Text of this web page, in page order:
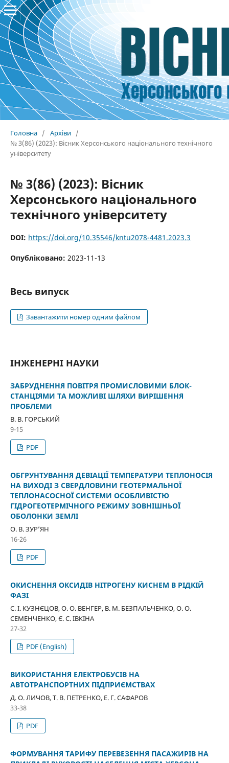
Головна / Архіви /
№ 3(86) (2023): Вісник Херсонського національного технічного
університету
№ 3(86) (2023): Вісник
Херсонського національного
технічного університету
DOI: https://doi.org/10.35546/kntu2078-4481.2023.3
Опубліковано: 2023-11-13
Весь випуск
Завантажити номер одним файлом
ІНЖЕНЕРНІ НАУКИ
ЗАБРУДНЕННЯ ПОВІТРЯ ПРОМИСЛОВИМИ БЛОК-
СТАНЦІЯМИ ТА МОЖЛИВІ ШЛЯХИ ВИРІШЕННЯ
ПРОБЛЕМИ
В. В. ГОРСЬКИЙ
9-15
PDF
ОБГРУНТУВАННЯ ДЕВІАЦІЇ ТЕМПЕРАТУРИ ТЕПЛОНОСІЯ
НА ВИХОДІ З СВЕРДЛОВИНИ ГЕОТЕРМАЛЬНОЇ
ТЕПЛОНАСОСНОЇ СИСТЕМИ ОСОБЛИВІСТЮ
ГІДРОГЕОТЕРМІЧНОГО РЕЖИМУ ЗОВНІШНЬОЇ
ОБОЛОНКИ ЗЕМЛІ
О. В. ЗУР’ЯН
16-26
PDF
ОКИСНЕННЯ ОКСИДІВ НІТРОГЕНУ КИСНЕМ В РІДКІЙ
ФАЗІ
С. І. КУЗНЄЦОВ, О. О. ВЕНГЕР, В. М. БЕЗПАЛЬЧЕНКО, О. О.
СЕМЕНЧЕНКО, Є. С. ІВКІНА
27-32
PDF (English)
ВИКОРИСТАННЯ ЕЛЕКТРОБУСІВ НА
АВТОТРАНСПОРТНИХ ПІДПРИЄМСТВАХ
Д. О. ЛИЧОВ, Т. В. ПЕТРЕНКО, Е. Г. САФАРОВ
33-38
PDF
ФОРМУВАННЯ ТАРИФУ ПЕРЕВЕЗЕННЯ ПАСАЖИРІВ НА